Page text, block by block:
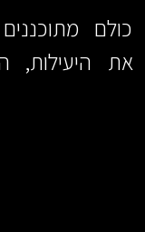
כולם
את היעילות,